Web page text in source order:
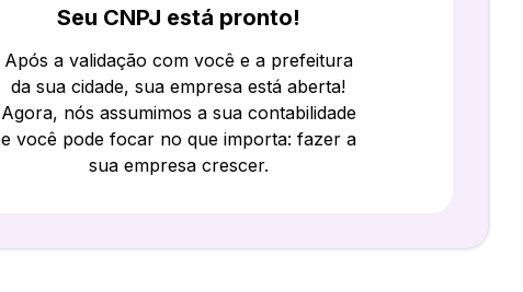
Seu CNPJ está pronto!
Após a validação com você e a prefeitura
da sua cidade, sua empresa está aberta!
Agora, nós assumimos a sua contabilidade
e você pode focar no que importa: fazer a
sua empresa crescer.